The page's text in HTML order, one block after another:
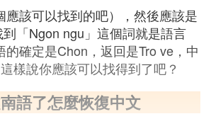
應該可以找到的吧），然後應該是
「Ngon ngu」這個詞就是語言
的確定是Chon，返回是Tro ve，中
樣說你應該可以找得到了吧？
語了怎麼恢復中文